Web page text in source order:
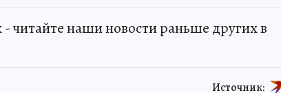
читайте наши новости раньше других в
Источник: